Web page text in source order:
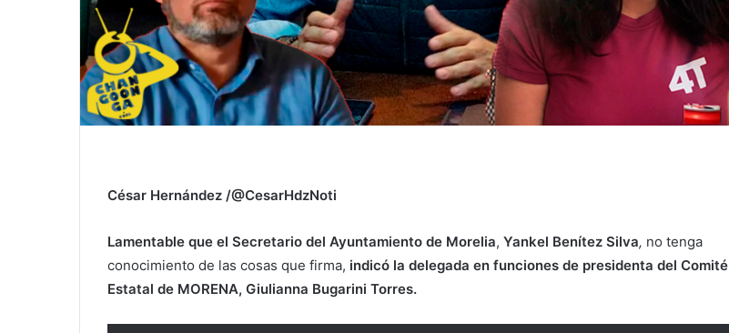
César Hernández /@CesarHdzNoti
Lamentable que el Secretario del Ayuntamiento de Morelia, Yankel Benítez Silva, no tenga
conocimiento de las cosas que firma, indicó la delegada en funciones de presidenta del Comité
Estatal de MORENA, Giulianna Bugarini Torres.